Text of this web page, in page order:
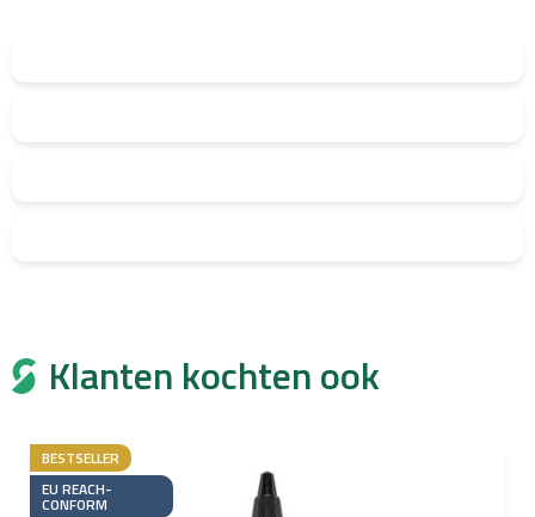
Klanten kochten ook
BESTSELLER
EU REACH-
CONFORM